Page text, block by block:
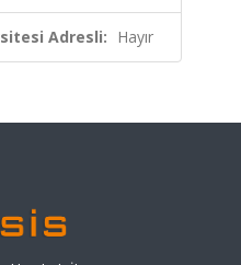
Adresli: Hayır